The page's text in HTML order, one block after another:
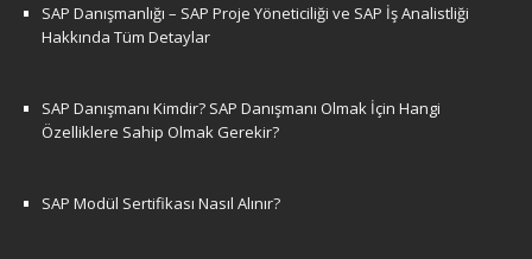
SAP Danışmanlığı – SAP Proje Yöneticiliği ve SAP İş Analistliği
Hakkında Tüm Detaylar
SAP Danışmanı Kimdir? SAP Danışmanı Olmak İçin Hangi
Özelliklere Sahip Olmak Gerekir?
SAP Modül Sertifikası Nasıl Alınır?